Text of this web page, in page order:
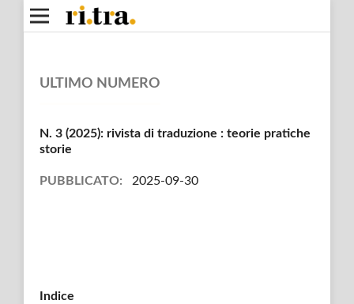
ULTIMO NUMERO
N. 3 (2025): rivista di traduzione : teorie pratiche
storie
PUBBLICATO: 2025-09-30
Indice